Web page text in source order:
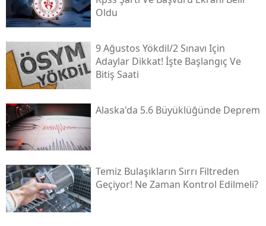
Oldu
9 Ağustos Yökdi̇l/2 Sınavı Için
Adaylar Dikkat! İşte Başlangıç Ve
Bitiş Saati
Alaska'da 5.6 Büyüklüğünde Deprem
Temiz Bulaşıkların Sırrı Filtreden
Geçiyor! Ne Zaman Kontrol Edilmeli?